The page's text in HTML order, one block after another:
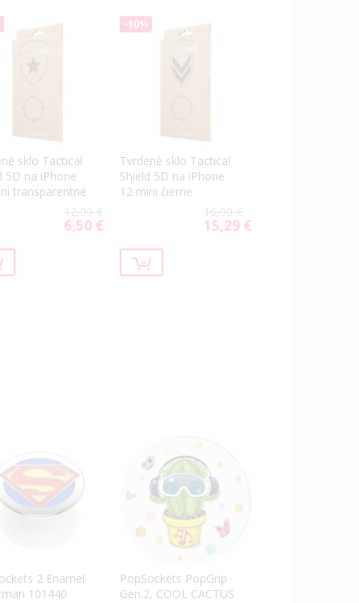
sklo Tactical
5D na iPhone
transparentné
12,99 €
Special
6,50 €
-10%
Tvrdené sklo Tactical
Shield 5D na iPhone
12 mini čierne
16,99 €
Special
15,29 €
2 Enamel
101440
PopSockets PopGrip
Gen.2, COOL CACTUS